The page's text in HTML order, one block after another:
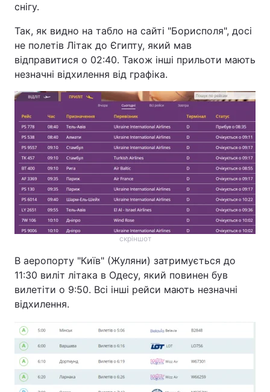
снігу.
Так, як видно на табло на сайті "Борисполя", досі
не полетів Літак до Єгипту, який мав
відправитися о 02:40. Також інші прильоти мають
незначні відхилення від графіка.
скріншот
В аеропорту "Київ" (Жуляни) затримується до
11:30 виліт літака в Одесу, який повинен був
вилетіти о 9:50. Всі інші рейси мають незначні
відхилення.